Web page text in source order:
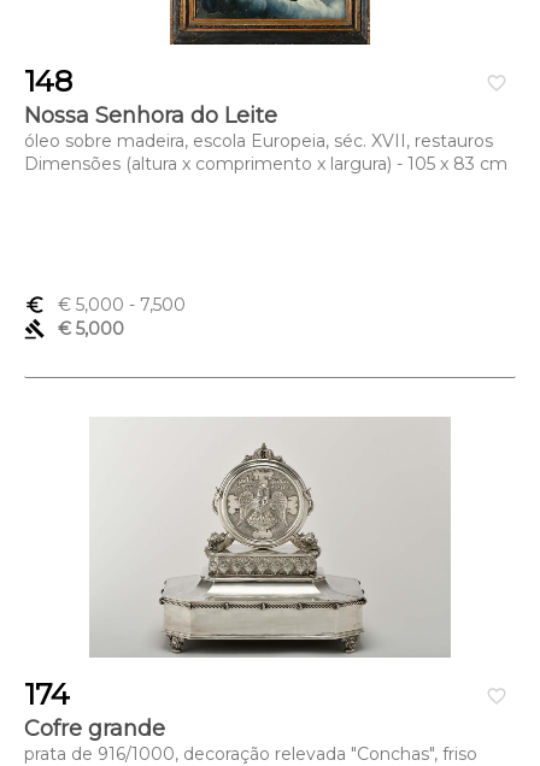
favorite_border
148
Nossa Senhora do Leite
óleo sobre madeira, escola Europeia, séc. XVII, restauros
Dimensões (altura x comprimento x largura) - 105 x 83 cm
euro_symbol € 5,000 - 7,500
gavel
€ 5,000
favorite_border
174
Cofre grande
prata de 916/1000, decoração relevada "Conchas", friso